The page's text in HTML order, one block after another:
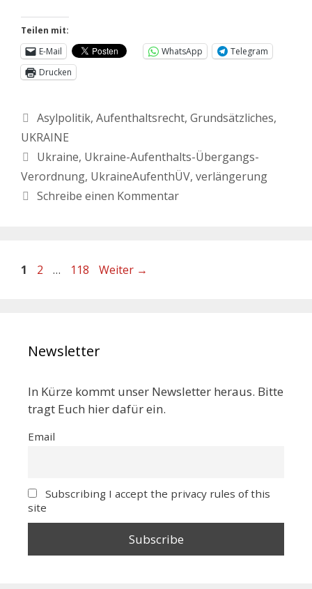
Teilen mit:
E-Mail
WhatsApp
Telegram
Drucken
Asylpolitik, Aufenthaltsrecht, Grundsätzliches,
UKRAINE
Ukraine, Ukraine-Aufenthalts-Übergangs-
Verordnung, UkraineAufenthÜV, verlängerung
Schreibe einen Kommentar
1 2 … 118 Weiter →
Newsletter
In Kürze kommt unser Newsletter heraus. Bitte
tragt Euch hier dafür ein.
Email
Subscribing I accept the privacy rules of this
site